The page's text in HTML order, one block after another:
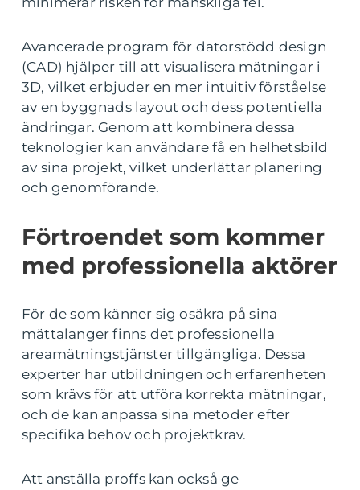
Avancerade program för datorstödd design
(CAD) hjälper till att visualisera mätningar i
3D, vilket erbjuder en mer intuitiv förståelse
av en byggnads layout och dess potentiella
ändringar. Genom att kombinera dessa
teknologier kan användare få en helhetsbild
av sina projekt, vilket underlättar planering
och genomförande.
Förtroendet som kommer
med professionella aktörer
För de som känner sig osäkra på sina
mättalanger finns det professionella
areamätningstjänster tillgängliga. Dessa
experter har utbildningen och erfarenheten
som krävs för att utföra korrekta mätningar,
och de kan anpassa sina metoder efter
specifika behov och projektkrav.
Att anställa proffs kan också ge